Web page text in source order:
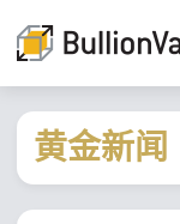
黄金新闻